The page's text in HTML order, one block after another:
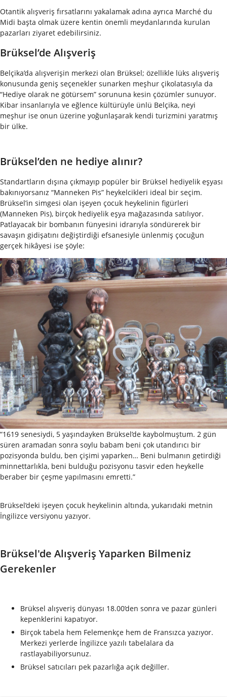
Otantik alışveriş fırsatlarını yakalamak adına ayrıca Marché du
Midi başta olmak üzere kentin önemli meydanlarında kurulan
pazarları ziyaret edebilirsiniz.
Brüksel’de Alışveriş
Belçika’da alışverişin merkezi olan Brüksel; özellikle lüks alışveriş
konusunda geniş seçenekler sunarken meşhur çikolatasıyla da
“Hediye olarak ne götürsem” sorununa kesin çözümler sunuyor.
Kibar insanlarıyla ve eğlence kültürüyle ünlü Belçika, neyi
meşhur ise onun üzerine yoğunlaşarak kendi turizmini yaratmış
bir ülke.
Brüksel’den ne hediye alınır?
Standartların dışına çıkmayıp popüler bir Brüksel hediyelik eşyası
bakınıyorsanız “Manneken Pis” heykelcikleri ideal bir seçim.
Brüksel’in simgesi olan işeyen çocuk heykelinin figürleri
(Manneken Pis), birçok hediyelik eşya mağazasında satılıyor.
Patlayacak bir bombanın fünyesini idrarıyla söndürerek bir
savaşın gidişatını değiştirdiği efsanesiyle ünlenmiş çocuğun
gerçek hikâyesi ise şöyle:
“1619 senesiydi, 5 yaşındayken Brüksel’de kaybolmuştum. 2 gün
süren aramadan sonra soylu babam beni çok utandırıcı bir
pozisyonda buldu, ben çişimi yaparken… Beni bulmanın getirdiği
minnettarlıkla, beni bulduğu pozisyonu tasvir eden heykelle
beraber bir çeşme yapılmasını emretti.”
Brüksel’deki işeyen çocuk heykelinin altında, yukarıdaki metnin
İngilizce versiyonu yazıyor.
Brüksel'de Alışveriş Yaparken Bilmeniz
Gerekenler
Brüksel alışveriş dünyası 18.00’den sonra ve pazar günleri
kepenklerini kapatıyor.
Birçok tabela hem Felemenkçe hem de Fransızca yazıyor.
Merkezi yerlerde İngilizce yazılı tabelalara da
rastlayabiliyorsunuz.
Brüksel satıcıları pek pazarlığa açık değiller.